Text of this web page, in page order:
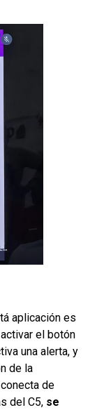
aplicación es
el botón
una alerta, y
de la
de
del C5, se